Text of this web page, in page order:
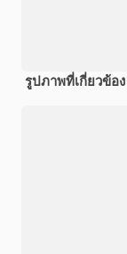
รูปภาพที่เกี่ยวข้อง